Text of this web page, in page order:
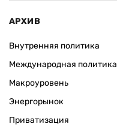
АРХИВ
Внутренняя политика
Международная политика
Макроуровень
Энергорынок
Приватизация